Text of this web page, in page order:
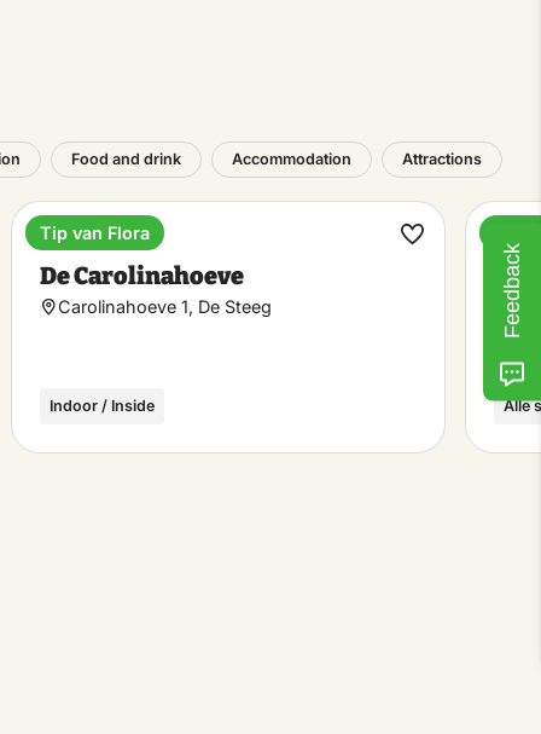
Food and drink Accommodation Attractions
Lunchroom
De Carolinahoeve
Carolinahoeve 1, De Steeg
Indoor / Inside
Tip van Flora
Make
Alle
Feedback